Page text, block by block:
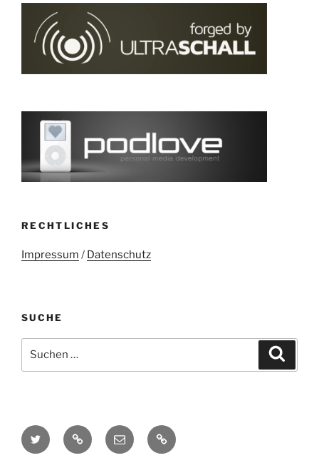
RECHTLICHES
Impressum / Datenschutz
SUCHE
nach:
Twitter Mastodon
E-
Mail
Kontakt